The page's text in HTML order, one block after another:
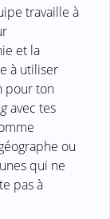
travaille à
et la
à utiliser
pour ton
avec tes
ou
qui ne
pas à